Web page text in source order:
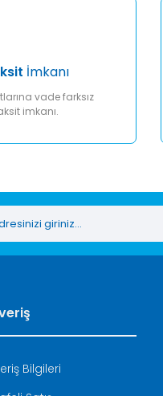
İmkanı
vade farksız
imkanı.
Bilgileri